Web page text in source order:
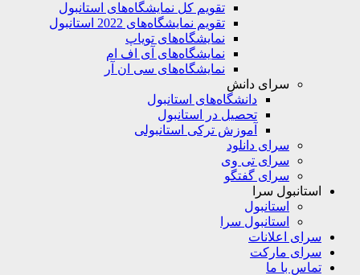
تقویم کل نمایشگاه‌های استانبول
تقویم نمایشگاه‌های 2022 استانبول
نمایشگاه‌های تویاپ
نمایشگاه‌های آی اف ام
نمایشگاه‌های سی ان آر
سرای دانش
دانشگاه‌های استانبول
تحصیل در استانبول
آموزش ترکی استانبولی
سرای دانلود
سرای تی وی
سرای گفتگو
استانبول سرا
استانبول
استانبول سرا
سرای اعلانات
سرای مارکت
تماس با ما